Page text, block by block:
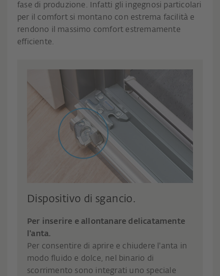
fase di produzione. Infatti gli ingegnosi particolari
per il comfort si montano con estrema facilità e
rendono il massimo comfort estremamente
efficiente.
Dispositivo di sgancio.
Per inserire e allontanare delicatamente
l'anta.
Per consentire di aprire e chiudere l'anta in
modo fluido e dolce, nel binario di
scorrimento sono integrati uno speciale